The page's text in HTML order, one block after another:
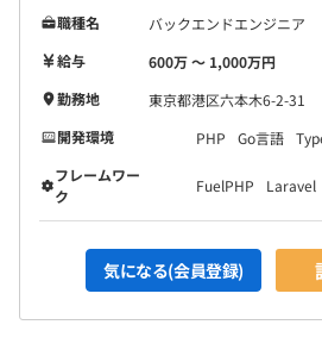
職種名
バックエンドエンジニア
給与
600万 〜 1,000万円
勤務地
東京都港区六本木6-2-31
開発環境
PHP Go言語
フレームワー
ク
FuelPHP Laravel
気になる(会員登録)